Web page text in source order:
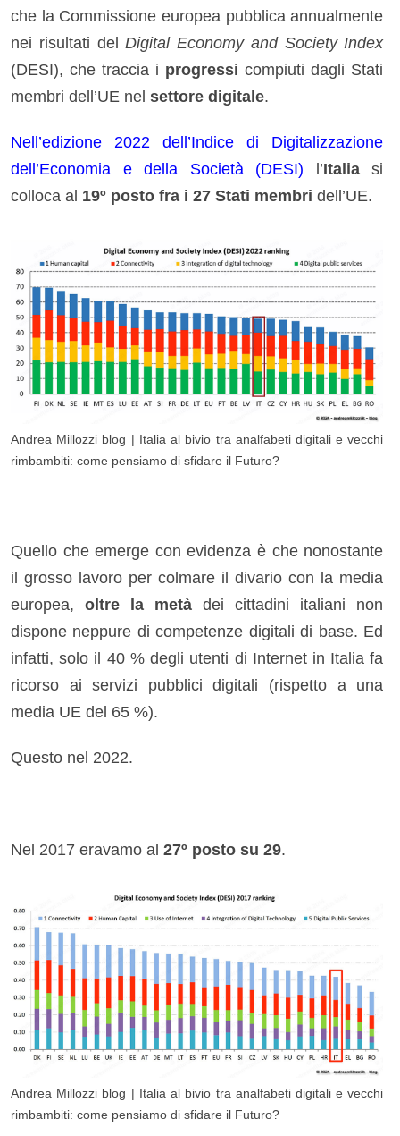
che la Commissione europea pubblica annualmente
nei risultati delDigital Economy and Society Index
(DESI), che traccia i progressi compiuti dagli Stati
membri dell’UE nel settore digitale.
Nell’edizione 2022 dell’Indice di Digitalizzazione
dell’Economia e della Società (DESI) l’Italiasi
colloca al 19º posto fra i 27 Stati membri dell’UE.
Andrea Millozzi blog | Italia al bivio tra analfabeti digitali e vecchi
rimbambiti: come pensiamo di sfidare il Futuro?
Quello che emerge con evidenza è che nonostante
il grosso lavoro per colmare il divario con la media
europea,oltre la metà dei cittadini italiani non
dispone neppure di competenze digitali di base. Ed
infatti, solo il 40 % degli utenti di Internet in Italia fa
ricorso ai servizi pubblici digitali (rispetto a una
media UE del 65 %).
Questo nel 2022.
Nel 2017 eravamo al 27º posto su 29.
Andrea Millozzi blog | Italia al bivio tra analfabeti digitali e vecchi
rimbambiti: come pensiamo di sfidare il Futuro?